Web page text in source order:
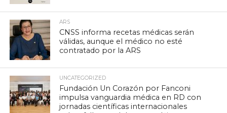
ARS
CNSS informa recetas médicas serán
válidas, aunque el médico no esté
contratado por la ARS
UNCATEGORIZED
Fundación Un Corazón por Fanconi
impulsa vanguardia médica en RD con
jornadas científicas internacionales